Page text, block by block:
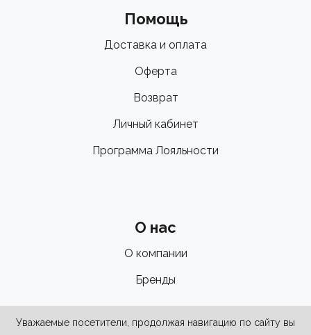
Помощь
Доставка и оплата
Оферта
Возврат
Личный кабинет
Программа Лояльности
О нас
О компании
Бренды
Уважаемые посетители, продолжая навигацию по сайту вы